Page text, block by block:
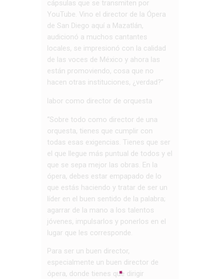
cápsulas que se transmiten por
YouTube. Vino el director de la Ópera
de San Diego aquí a Mazatlán,
audicionó a muchos cantantes
locales, se impresionó con la calidad
de las voces de México y ahora las
están promoviendo, cosa que no
hacen otras instituciones, ¿verdad?”
labor como director de orquesta
“Sobre todo como director de una
orquesta, tienes que cumplir con
todas esas exigencias. Tienes que ser
el que llegue más puntual de todos y el
que se sepa mejor las obras. En la
ópera, debes estar empapado de lo
que estás haciendo y tratar de ser un
líder en el buen sentido de la palabra;
agarrar de la mano a los talentos
jóvenes, impulsarlos y ponerlos en el
lugar que les corresponde.
Para ser un buen director,
especialmente un buen director de
ópera, donde tienes que dirigir